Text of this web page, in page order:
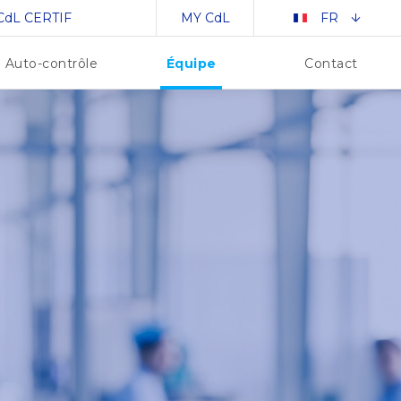
Auto-contrôle Équipe Contact
CERTIF MY CdL FR